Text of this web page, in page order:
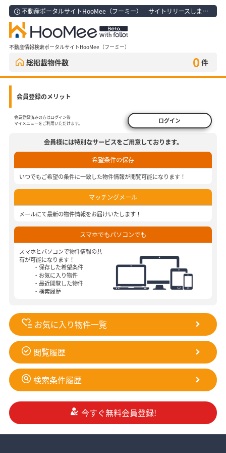
不動産ポータルサイトHooMee（フーミー） サイトリリースしました！
不動産情報検索ポータルサイトHooMee（フーミー）
総掲載物件数 0 件
会員登録のメリット
会員登録済みの方はログイン後
マイメニューをご利用いただけます。
ログイン
会員様には特別なサービスをご用意しております。
希望条件の保存
いつでもご希望の条件に一致した物件情報が閲覧可能になります！
マッチングメール
メールにて最新の物件情報をお届けいたします！
スマホでもパソコンでも
スマホとパソコンで物件情報の共
有が可能になります！
・保存した希望条件
・お気に入り物件
・最近閲覧した物件
・検索履歴
お気に入り物件一覧
閲覧履歴
検索条件履歴
今すぐ無料会員登録!